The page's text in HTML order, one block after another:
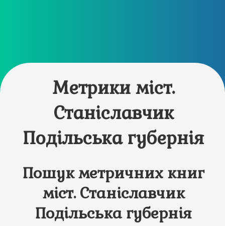
Метрики міст.
Станіславчик
Подільська губернія
Пошук метричних книг
міст. Станіславчик
Подільська губернія